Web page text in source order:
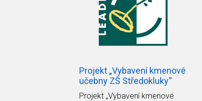
Projekt „Vybavení kmenové
učebny ZŠ Středokluky“
Projekt „Vybavení kmenové